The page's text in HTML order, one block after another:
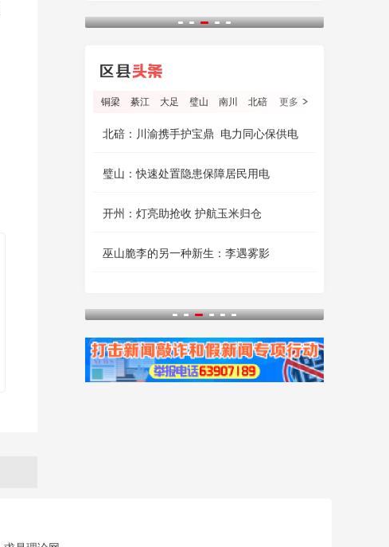
铜梁 綦江 大足 璧山 南川 北碚 更多
北碚：川渝携手护宝鼎 电力同心保供电
璧山：快速处置隐患保障居民用电
开州：灯亮助抢收 护航玉米归仓
巫山脆李的另一种新生：李遇雾影